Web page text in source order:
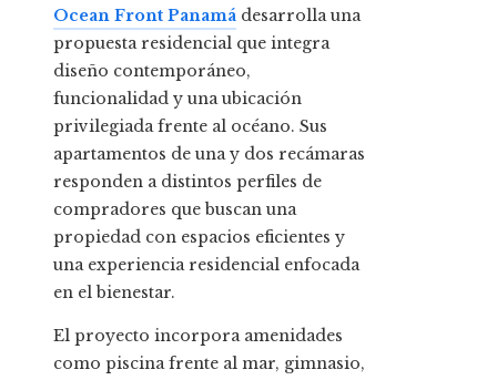
Ocean Front Panamá desarrolla una
propuesta residencial que integra
diseño contemporáneo,
funcionalidad y una ubicación
privilegiada frente al océano. Sus
apartamentos de una y dos recámaras
responden a distintos perfiles de
compradores que buscan una
propiedad con espacios eficientes y
una experiencia residencial enfocada
en el bienestar.
El proyecto incorpora amenidades
como piscina frente al mar, gimnasio,